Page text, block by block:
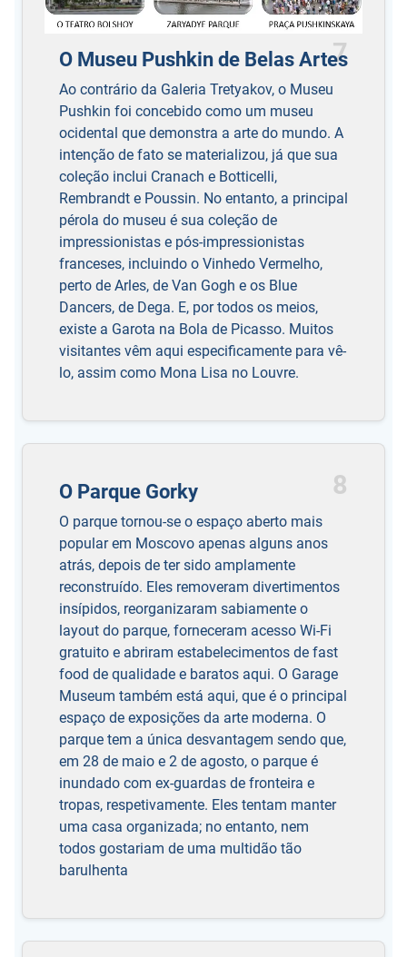
7
O Museu Pushkin de Belas Artes
Ao contrário da Galeria Tretyakov, o Museu
Pushkin foi concebido como um museu
ocidental que demonstra a arte do mundo. A
intenção de fato se materializou, já que sua
coleção inclui Cranach e Botticelli,
Rembrandt e Poussin. No entanto, a principal
pérola do museu é sua coleção de
impressionistas e pós-impressionistas
franceses, incluindo o Vinhedo Vermelho,
perto de Arles, de Van Gogh e os Blue
Dancers, de Dega. E, por todos os meios,
existe a Garota na Bola de Picasso. Muitos
visitantes vêm aqui especificamente para vê-
lo, assim como Mona Lisa no Louvre.
8
O Parque Gorky
O parque tornou-se o espaço aberto mais
popular em Moscovo apenas alguns anos
atrás, depois de ter sido amplamente
reconstruído. Eles removeram divertimentos
insípidos, reorganizaram sabiamente o
layout do parque, forneceram acesso Wi-Fi
gratuito e abriram estabelecimentos de fast
food de qualidade e baratos aqui. O Garage
Museum também está aqui, que é o principal
espaço de exposições da arte moderna. O
parque tem a única desvantagem sendo que,
em 28 de maio e 2 de agosto, o parque é
inundado com ex-guardas de fronteira e
tropas, respetivamente. Eles tentam manter
uma casa organizada; no entanto, nem
todos gostariam de uma multidão tão
barulhenta